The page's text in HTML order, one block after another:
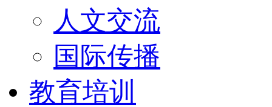
人文交流
国际传播
教育培训